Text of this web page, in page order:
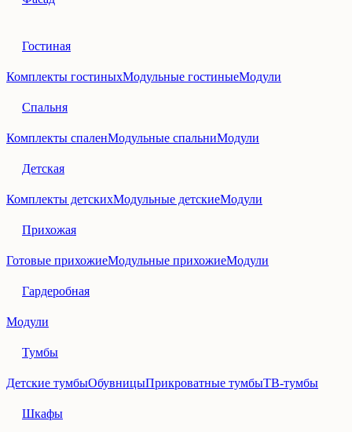
Гостиная
Комплекты гостиныхМодульные гостиныеМодули
Спальня
Комплекты спаленМодульные спальниМодули
Детская
Комплекты детскихМодульные детскиеМодули
Прихожая
Готовые прихожиеМодульные прихожиеМодули
Гардеробная
Модули
Тумбы
Детские тумбыОбувницыПрикроватные тумбыТВ-тумбы
Шкафы